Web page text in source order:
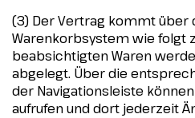
(3) Der Vertrag kommt über
Warenkorbsystem wie folgt
beabsichtigten Waren
abgelegt. Über die
der Navigationsleiste
aufrufen und dort jederzeit